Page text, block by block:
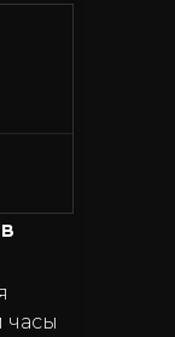
часы